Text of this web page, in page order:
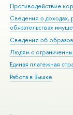
Противодействие
Сведения о доходах,
обязательствах
Сведения об
Людям с
Единая платежная
Работа в Вышке